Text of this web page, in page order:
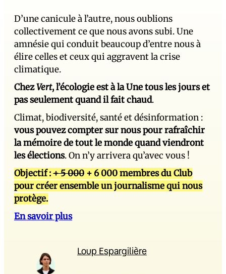
D’une canicule à l’autre, nous oublions
collectivement ce que nous avons subi. Une
amnésie qui conduit beaucoup d’entre nous à
élire celles et ceux qui aggravent la crise
climatique.
ChezVert, l’écologie est à la Une tous les jours et
pas seulement quand il fait chaud.
Climat, biodiversité, santé et désinformation :
vous pouvez compter sur nous pour rafraîchir
la mémoire de tout le monde quand viendront
les élections. On n’y arrivera qu’avec vous !
Objectif :+ 5 000 + 6 000 membres du Club
pour créer ensemble un journalisme qui nous
protège.
En savoir plus
Loup Espargilière